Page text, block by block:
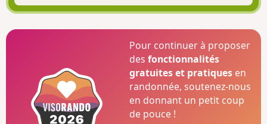
Pour continuer à proposer
desfonctionnalités
gratuites et pratiques en
randonnée, soutenez-nous
en donnant un petit coup
de pouce !